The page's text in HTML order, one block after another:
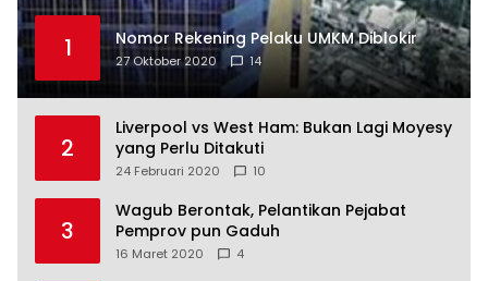
1 Nomor Rekening Pelaku UMKM Diblokir
27 Oktober 2020 14
2
Liverpool vs West Ham: Bukan Lagi Moyesy
yang Perlu Ditakuti
24 Februari 2020 10
3
Wagub Berontak, Pelantikan Pejabat
Pemprov pun Gaduh
16 Maret 2020 4